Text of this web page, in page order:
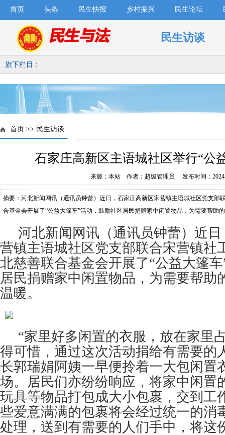
首页 头条 民生快报 乡村振兴 民生论坛
民生访谈
旗下栏目：
首页 >> 民生访谈
石家庄高新区主语城社区举行“公
来源：本站 作者：超级管理员 发布时间：
摘要：河北新闻网讯（通讯员钟蕾）近日，石家庄高新区宋营镇主语城社区党支部
合基金会开展了“公益大篷车”活动，鼓励社区居民捐赠家中闲置物品，为需要帮助
河北新闻网讯（通讯员钟蕾）近
营镇主语城社区党支部联合宋营镇社
北慈善联合基金会开展了“公益大篷
居民捐赠家中闲置物品，为需要帮助
温暖。
“家里好多闲置的衣服，放在家里
得可惜，通过这次活动捐给有需要的
长郭瑞娟阿姨一早便拎着一大包闲置
场。居民们亦纷纷响应，将家中闲置
玩具等物品打包成大小包裹，交到工
些爱意满满的包裹将会经过统一的消
处理，送到有需要的人们手中，将这